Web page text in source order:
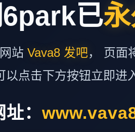
已
站 Vava8 发吧， 页面
以点击下方按钮立即进
：